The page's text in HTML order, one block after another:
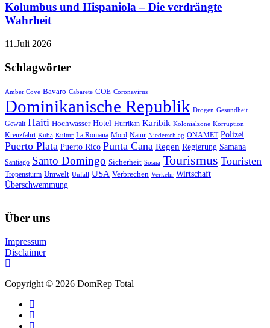
Kolumbus und Hispaniola – Die verdrängte
Wahrheit
11.Juli 2026
Schlagwörter
Amber Cove Bavaro Cabarete COE Coronavirus
Dominikanische Republik Drogen Gesundheit
Gewalt Haiti Hochwasser Hotel Hurrikan Karibik Kolonialzone Korruption
Kreuzfahrt Kuba Kultur La Romana Mord Natur Niederschlag ONAMET Polizei
Puerto Plata Puerto Rico Punta Cana Regen Regierung Samana
Santiago Santo Domingo Sicherheit Sosua Tourismus Touristen
Tropensturm Umwelt Unfall USA Verbrechen Verkehr Wirtschaft
Überschwemmung
Über uns
Impressum
Disclaimer
Copyright © 2026 DomRep Total